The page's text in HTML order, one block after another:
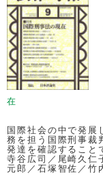
在
国際社会の中で発展
務を担う国際刑事裁
発達を確認すること
寺谷広司／尾崎久
元郎／石塚智佐／竹